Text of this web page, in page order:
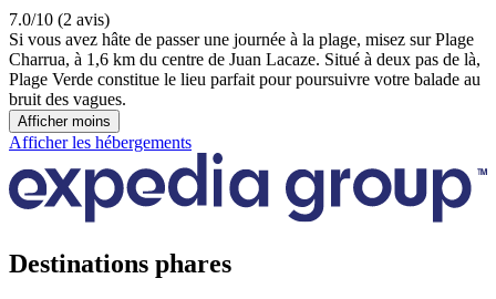
7.0/10 (2 avis)
Si vous avez hâte de passer une journée à la plage, misez sur Plage
Charrua, à 1,6 km du centre de Juan Lacaze. Situé à deux pas de là,
Plage Verde constitue le lieu parfait pour poursuivre votre balade au
bruit des vagues.
Afficher moins
Afficher les hébergements
Destinations phares